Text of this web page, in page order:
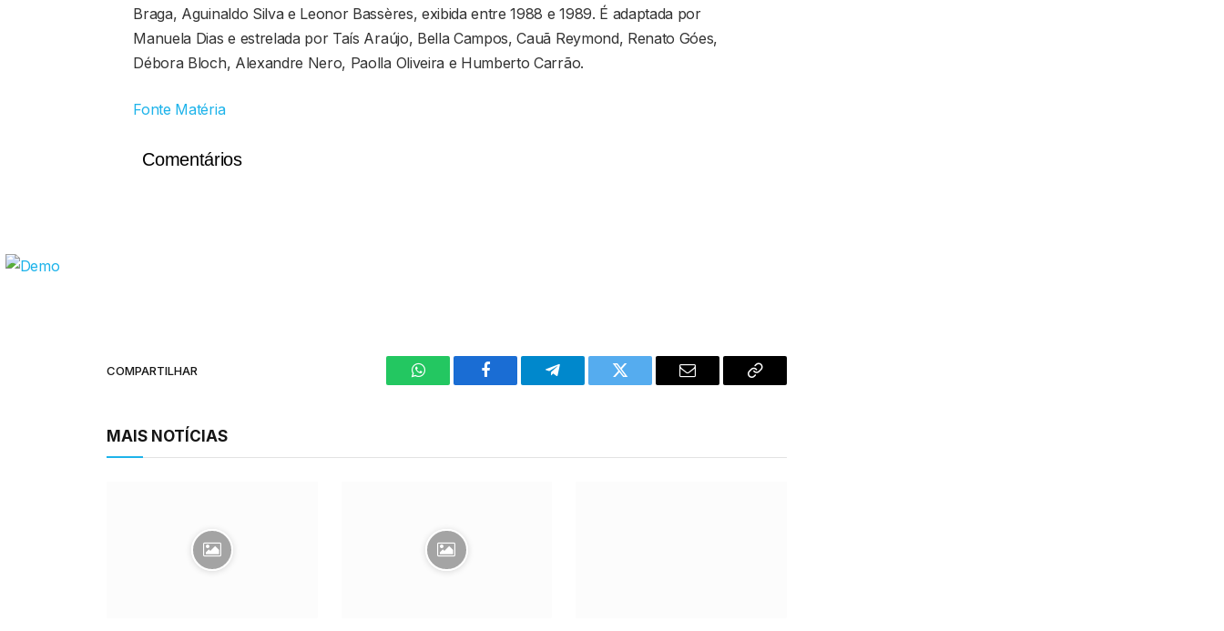
Braga, Aguinaldo Silva e Leonor Bassères, exibida entre 1988 e 1989. É adaptada por
Manuela Dias e estrelada por Taís Araújo, Bella Campos, Cauã Reymond, Renato Góes,
Débora Bloch, Alexandre Nero, Paolla Oliveira e Humberto Carrão.
Fonte Matéria
Comentários
COMPARTILHAR
WhatsAppFacebook Telegram Twitter Email
Copy
MAIS NOTÍCIAS